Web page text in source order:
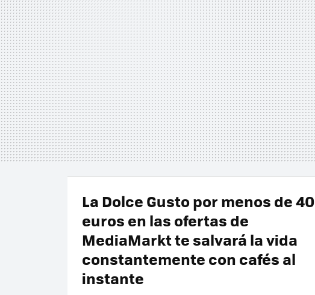
La Dolce Gusto por menos de 40
euros en las ofertas de
MediaMarkt te salvará la vida
constantemente con cafés al
instante